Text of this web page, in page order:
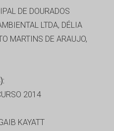
DE DOURADOS
LTDA, DÉLIA
MARTINS DE ARAUJO,
2014
KAYATT